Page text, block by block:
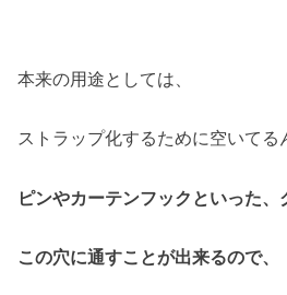
本来の用途としては、
ストラップ化するために空いてる
ピンやカーテンフックといった、
この穴に通すことが出来るので、